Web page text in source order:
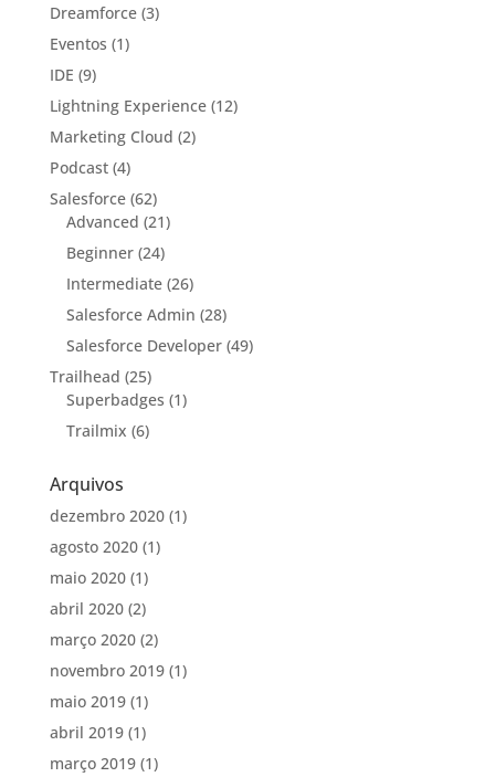
Dreamforce(3)
Eventos (1)
IDE (9)
Lightning Experience(12)
Marketing Cloud (2)
Podcast(4)
Salesforce(62)
Advanced (21)
Beginner(24)
Intermediate(26)
Salesforce Admin (28)
Salesforce Developer(49)
Trailhead (25)
Superbadges (1)
Trailmix (6)
Arquivos
dezembro 2020(1)
agosto 2020(1)
maio 2020(1)
abril 2020(2)
março 2020(2)
novembro 2019(1)
maio 2019(1)
abril 2019(1)
março 2019(1)